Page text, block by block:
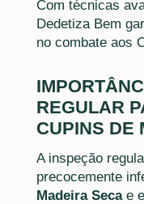
Com técnicas
Dedetiza Bem
no combate aos
REGULAR
CUPINS DE
A inspeção
precocemente
Madeira Secae